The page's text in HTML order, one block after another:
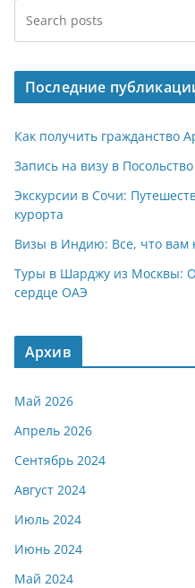
Последние
Как получить гражданство
Запись на визу в
Экскурсии в Сочи:
курорта
Визы в Индию: Все, что вам
Туры в Шарджу из Москвы:
сердце ОАЭ
Архив
Май 2026
Апрель 2026
Сентябрь 2024
Август 2024
Июль 2024
Июнь 2024
Май 2024